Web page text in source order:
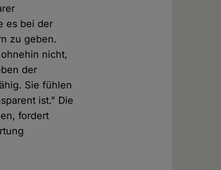
es bei der
zu geben.
nicht,
der
Sie fühlen
ist." Die
fordert